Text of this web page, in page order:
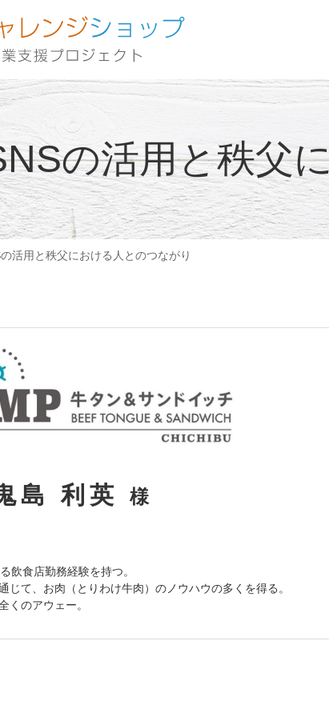
ャレンジシ
父市起業
ジェクト
の活用と秩父
活用と秩父における人とのつながり
島 利英 様
飲食店勤務経験を持つ。
じて、お肉（とりわけ牛肉）のノウハウの多くを得る。
くのアウェー。